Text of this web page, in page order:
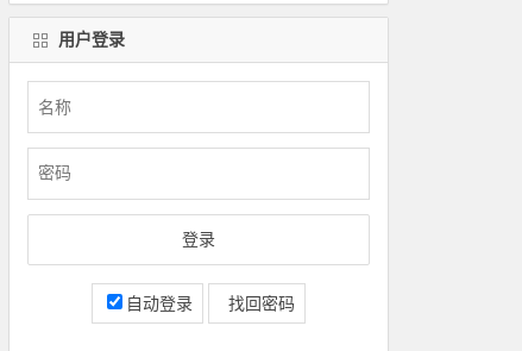
用户登录
自动登录 找回密码